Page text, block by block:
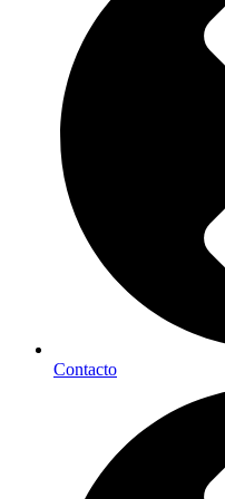
Contacto